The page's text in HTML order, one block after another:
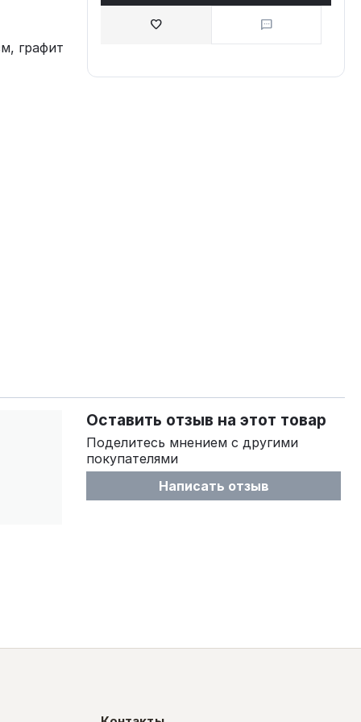
графит
Оставить отзыв на этот товар
Поделитесь мнением с другими
покупателями
Написать отзыв